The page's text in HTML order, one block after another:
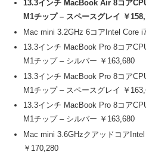
13.3インチ MacBook Air 8コア
M1チップ – スペースグレイ ￥
Mac mini 3.2GHz 6コアIntel Core
13.3インチ MacBook Pro 8コア
M1チップ – シルバー ￥163,680
13.3インチ MacBook Pro 8コア
M1チップ – スペースグレイ ￥
13.3インチ MacBook Pro 8コア
M1チップ – シルバー ￥163,680
Mac mini 3.6GHzクアッドコア
￥170,280